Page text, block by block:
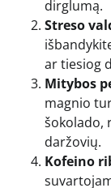
dirglumą.
Streso
ar tiesiog
Mitybos
magnio
šokolado,
daržovių.
Kofeino